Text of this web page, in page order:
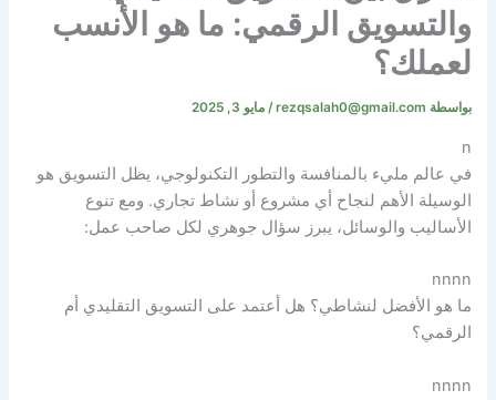
والتسويق الرقمي: ما هو الأنسب
لعملك؟
بواسطة rezqsalah0@gmail.com
/مايو 3, 2025
n
في عالم مليء بالمنافسة والتطور التكنولوجي، يظل التسويق هو
الوسيلة الأهم لنجاح أي مشروع أو نشاط تجاري. ومع تنوع
الأساليب والوسائل، يبرز سؤال جوهري لكل صاحب عمل:
nnnn
ما هو الأفضل لنشاطي؟ هل أعتمد على التسويق التقليدي أم
الرقمي؟
nnnn